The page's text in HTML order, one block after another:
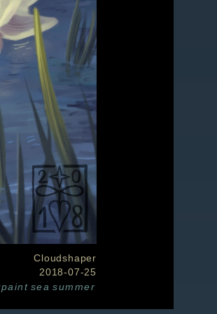
Cloudshaper
2018-07-25
sea summer